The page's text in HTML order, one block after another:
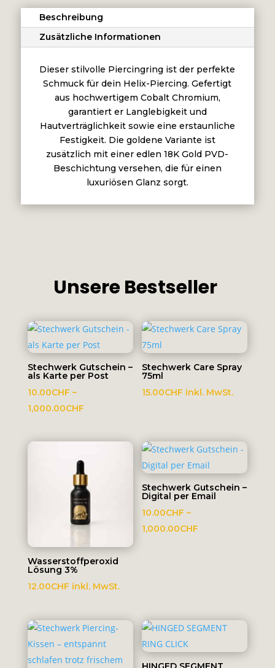
CHAIN
Menge
Beschreibung
Zusätzliche Informationen
Dieser stilvolle Piercingring ist der perfekte
Schmuck für dein Helix-Piercing. Gefertigt
aus hochwertigem Cobalt Chromium,
garantiert er Langlebigkeit und
Hautverträglichkeit sowie eine erstaunliche
Festigkeit. Die goldene Variante ist
zusätzlich mit einer edlen 18K Gold PVD-
Beschichtung versehen, die für einen
luxuriösen Glanz sorgt.
Unsere Bestseller
Stechwerk Gutschein –
als Karte per Post
10.00CHF –
1,000.00CHFPreisspanne:
bis
Stechwerk Care Spray
75ml
15.00CHF inkl. MwSt.
Wasserstoffperoxid
Lösung 3%
12.00CHF inkl. MwSt.
Stechwerk Gutschein –
Digital per Email
10.00CHF –
1,000.00CHF